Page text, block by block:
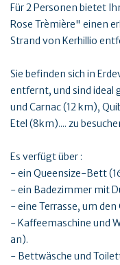
Für 2 Personen bietet
Rose Trèmière" einen
Strand von Kerhillio
Sie befinden sich in
entfernt, und sind ideal
und Carnac (12 km),
Etel (8km).... zu
Es verfügt über :
- ein Queensize-Bett
- ein Badezimmer mit
- eine Terrasse, um
- Kaffeemaschine und
an).
- Bettwäsche und